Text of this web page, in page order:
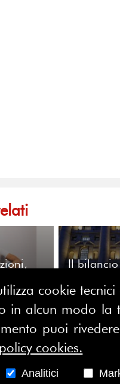
la
ed
Il bilancio
HOME
cookie
in alcun modo la
puoi
cookies.
Analitici